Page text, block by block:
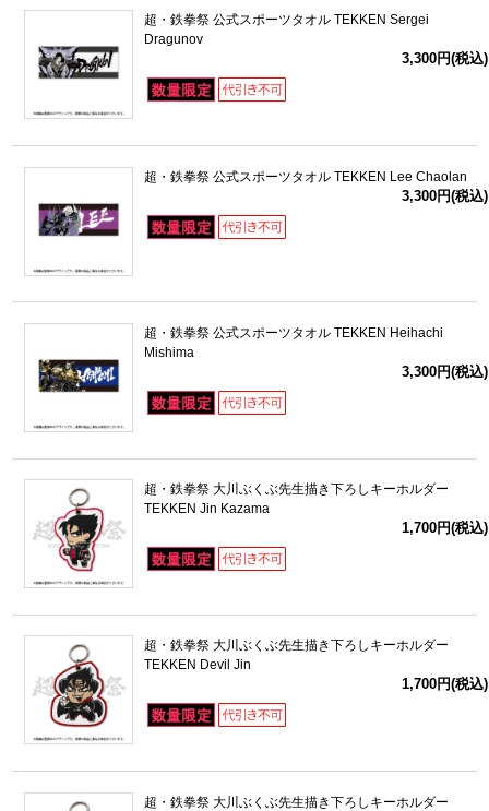
超・鉄拳祭 公式スポーツタオル TEKKEN Sergei
Dragunov
3,300円(税込)
超・鉄拳祭 公式スポーツタオル TEKKEN Lee Chaolan
3,300円(税込)
超・鉄拳祭 公式スポーツタオル TEKKEN Heihachi
Mishima
3,300円(税込)
超・鉄拳祭 大川ぶくぶ先生描き下ろしキーホルダー
TEKKEN Jin Kazama
1,700円(税込)
超・鉄拳祭 大川ぶくぶ先生描き下ろしキーホルダー
TEKKEN Devil Jin
1,700円(税込)
超・鉄拳祭 大川ぶくぶ先生描き下ろしキーホルダー